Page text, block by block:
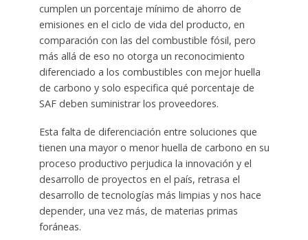
cumplen un porcentaje mínimo de ahorro de
emisiones en el ciclo de vida del producto, en
comparación con las del combustible fósil, pero
más allá de eso no otorga un reconocimiento
diferenciado a los combustibles con mejor huella
de carbono y solo especifica qué porcentaje de
SAF deben suministrar los proveedores.
Esta falta de diferenciación entre soluciones que
tienen una mayor o menor huella de carbono en su
proceso productivo perjudica la innovación y el
desarrollo de proyectos en el país, retrasa el
desarrollo de tecnologías más limpias y nos hace
depender, una vez más, de materias primas
foráneas.